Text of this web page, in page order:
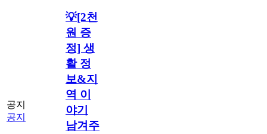
공지
공지
💡[2천
원 증
정] 생
활 정
보&지
역 이
야기
남겨주